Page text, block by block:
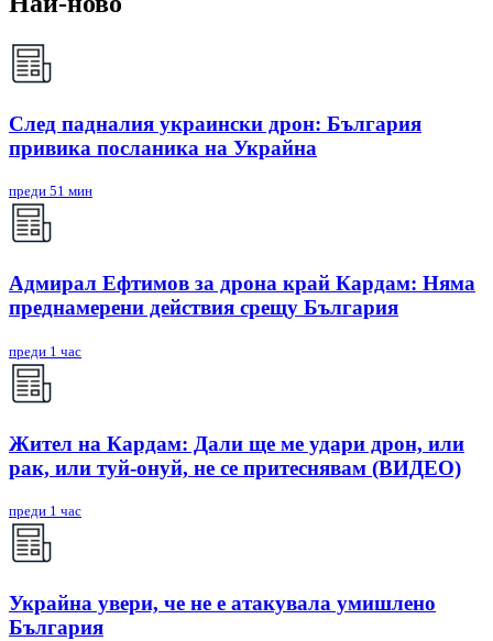
След падналия украински дрон: България
привика посланика на Украйна
преди 51 мин
Адмирал Ефтимов за дрона край Кардам: Няма
преднамерени действия срещу България
преди 1 час
Жител на Кардам: Дали ще ме удари дрон, или
рак, или туй-онуй, не се притеснявам (ВИДЕО)
преди 1 час
Украйна увери, че не е атакувала умишлено
България